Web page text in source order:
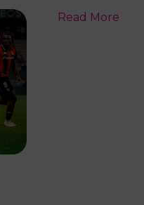
Read More